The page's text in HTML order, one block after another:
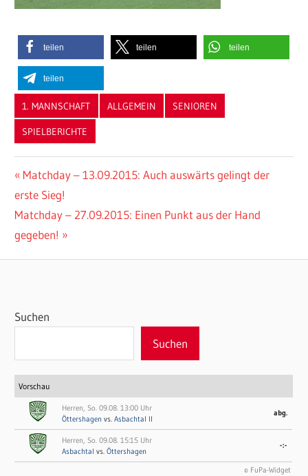
teilen teilen teilen
teilen
1. MANNSCHAFT ALLGEMEIN SENIOREN
SPIELBERICHTE
Beitragsnavigation
Vorheriger
Beitrag:
Matchday – 13.09.2015: Auch auswärts gelingt der
erste Sieg!
Nächster
Beitrag:
Matchday – 27.09.2015: Einen Punkt aus der Hand
gegeben!
Suchen
Suchen
Vorschau
Herren, So. 09.08. 13:00 Uhr
Öttershagenvs.Asbachtal II
abg.
Herren, So. 09.08. 15:15 Uhr
Asbachtal vs.Öttershagen
-:-
© FuPa-Widget